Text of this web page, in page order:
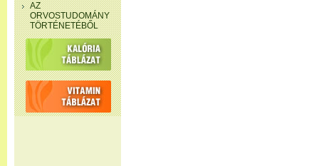
AZ
ORVOSTUDOMÁNY
TÖRTÉNETÉBŐL